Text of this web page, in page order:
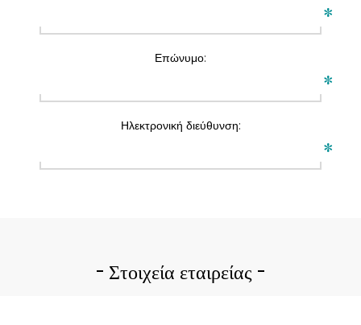
*
Επώνυμο:
*
Ηλεκτρονική διεύθυνση:
*
Στοιχεία εταιρείας